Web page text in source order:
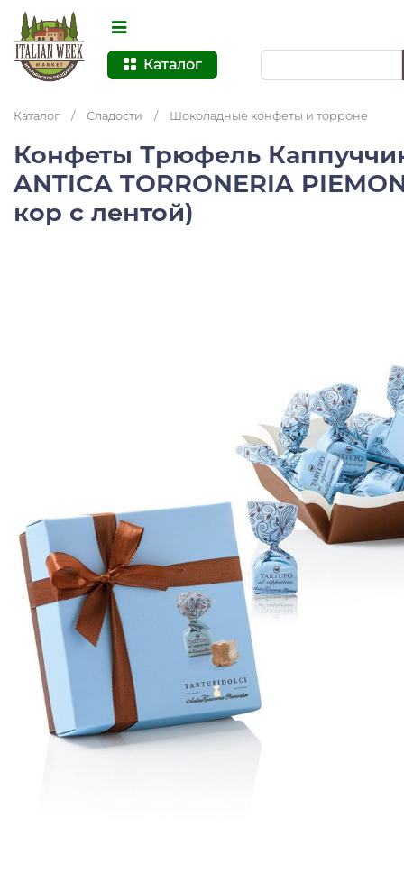
Каталог
Каталог / Сладости / Шоколадные конфеты и торроне
Конфеты Трюфель
ANTICA TORRONERIA
кор с лентой)